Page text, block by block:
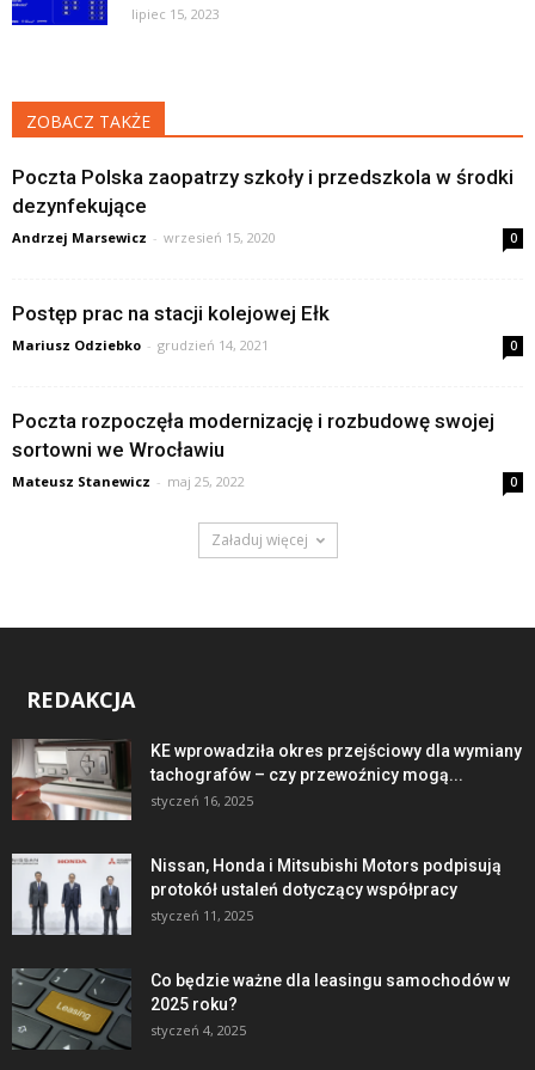
lipiec 15, 2023
ZOBACZ TAKŻE
Poczta Polska zaopatrzy szkoły i przedszkola w środki
dezynfekujące
Andrzej Marsewicz - wrzesień 15, 2020 0
Postęp prac na stacji kolejowej Ełk
Mariusz Odziebko - grudzień 14, 2021 0
Poczta rozpoczęła modernizację i rozbudowę swojej
sortowni we Wrocławiu
Mateusz Stanewicz - maj 25, 2022 0
Załaduj więcej
REDAKCJA
KE wprowadziła okres przejściowy dla wymiany
tachografów – czy przewoźnicy mogą...
styczeń 16, 2025
Nissan, Honda i Mitsubishi Motors podpisują
protokół ustaleń dotyczący współpracy
styczeń 11, 2025
Co będzie ważne dla leasingu samochodów w
2025 roku?
styczeń 4, 2025